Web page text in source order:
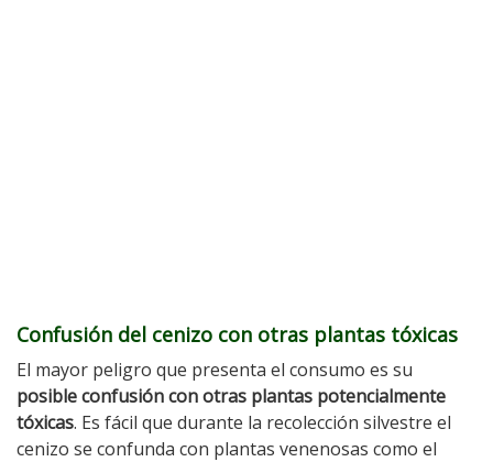
Confusión del cenizo con otras plantas tóxicas
El mayor peligro que presenta el consumo es su
posible confusión con otras plantas potencialmente
tóxicas. Es fácil que durante la recolección silvestre el
cenizo se confunda con plantas venenosas como el